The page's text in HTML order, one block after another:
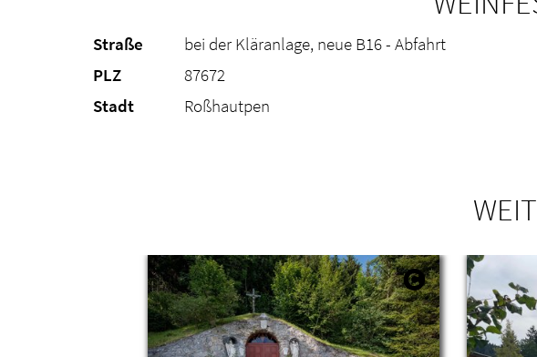
Straße
bei der Kläranlage, neue B16 - Abfahrt
PLZ
87672
Stadt
Roßhautpen